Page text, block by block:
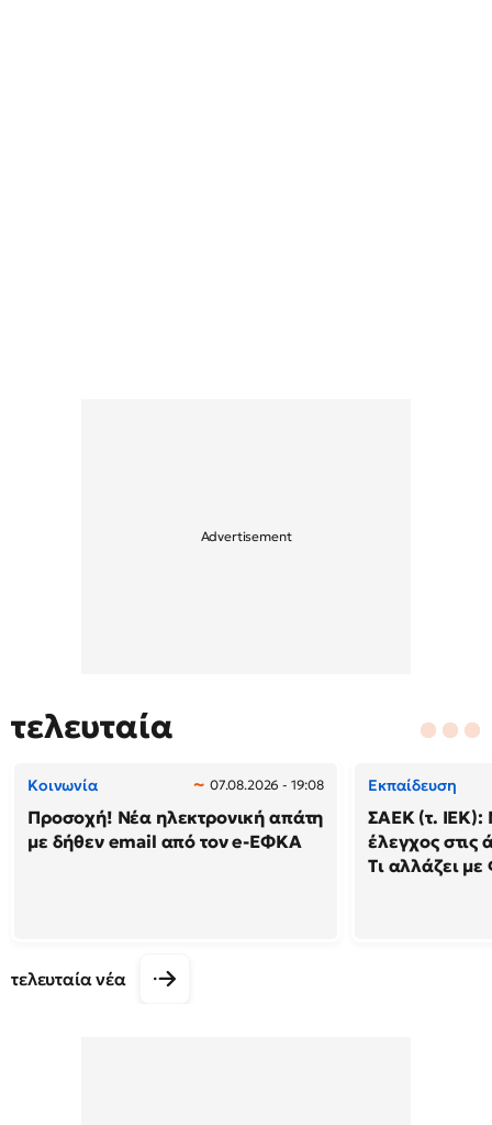
τελευταία
Κοινωνία 07.08.2026 - 19:08
Προσοχή! Νέα ηλεκτρονική απάτη
με δήθεν email από τον e-ΕΦΚΑ
Εκπαίδευση
ΣΑΕΚ (τ. ΙΕΚ):
έλεγχος στις
Τι αλλάζει
τελευταία νέα